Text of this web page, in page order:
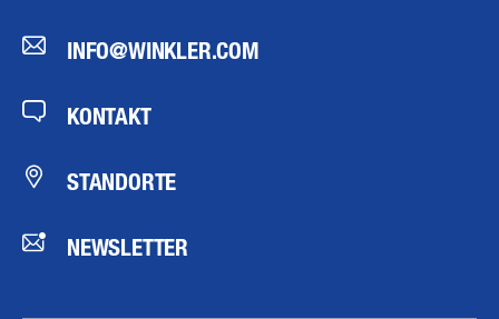
INFO@WINKLER.COM
KONTAKT
STANDORTE
NEWSLETTER